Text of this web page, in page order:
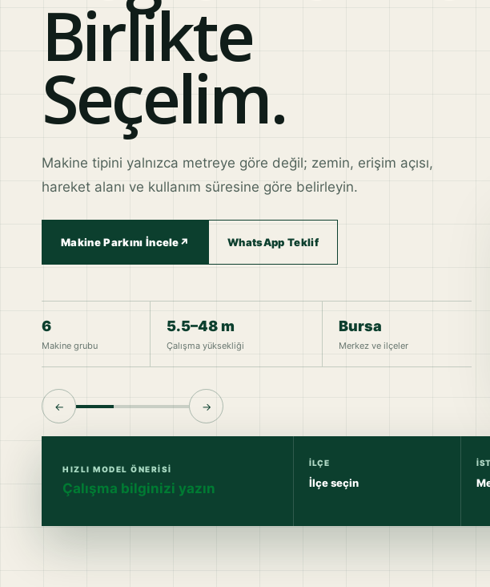
Birlikte
Seçelim.
Makine tipini yalnızca metreye göre değil; zemin, erişim açısı,
hareket alanı ve kullanım süresine göre belirleyin.
Makine Parkını İncele↗ WhatsApp Teklif
6
Makine grubu
5.5–48 m
Çalışma yüksekliği
Bursa
Merkez ve ilçeler
← →
HIZLI MODEL ÖNERISI
Çalışma bilginizi yazın
İLÇE